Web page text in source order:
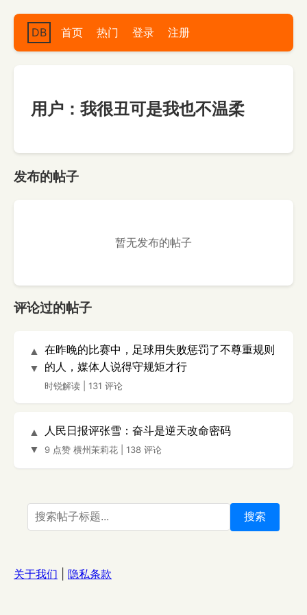
DB 首页 热门 登录 注册
用户：我很丑可是我也不温柔
发布的帖子
暂无发布的帖子
评论过的帖子
▲
▼
在昨晚的比赛中，足球用失败惩罚了不尊重规则
的人，媒体人说得守规矩才行
时锐解读 131 评论
▲
▼
人民日报评张雪：奋斗是逆天改命密码
9 点赞 横州茉莉花 138 评论
搜索
关于我们 隐私条款